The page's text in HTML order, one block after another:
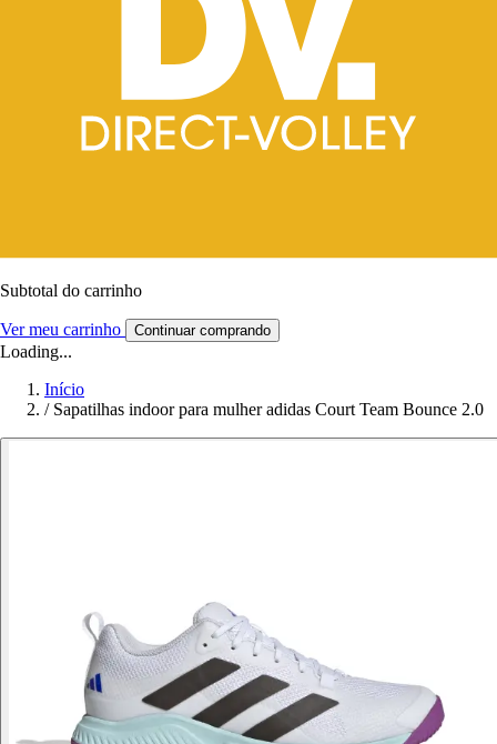
Subtotal do carrinho
Ver meu carrinho Continuar comprando
Loading...
Início
/ Sapatilhas indoor para mulher adidas Court Team Bounce 2.0